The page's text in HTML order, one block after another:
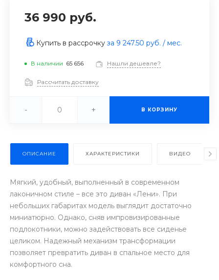
36 990 руб.
Купить в рассрочку за 9 247.50 руб. / мес.
В наличии 65 656 Нашли дешевле?
Рассчитать доставку
- + В КОРЗИНУ
ОПИСАНИЕ ХАРАКТЕРИСТИКИ ВИДЕО
Мягкий, удобный, выполненный в современном
лаконичном стиле – все это диван «Лени». При
небольших габаритах модель выглядит достаточно
миниатюрно. Однако, сняв импровизированные
подлокотники, можно задействовать все сиденье
целиком. Надежный механизм трансформации
позволяет превратить диван в спальное место для
комфортного сна.